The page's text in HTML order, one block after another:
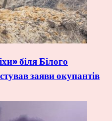
біля Білого
заяви окупантів